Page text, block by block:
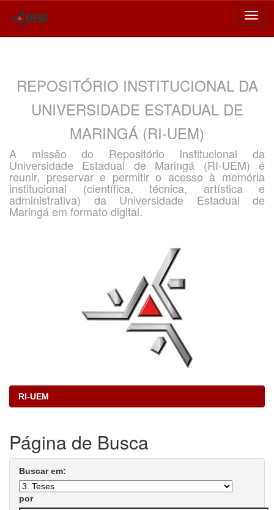
REPOSITÓRIO INSTITUCIONAL DA
UNIVERSIDADE ESTADUAL DE
MARINGÁ (RI-UEM)
A missão do Repositório Institucional da
Universidade Estadual de Maringá (RI-UEM) é
reunir, preservar e permitir o acesso à memória
institucional (científica, técnica, artística e
administrativa) da Universidade Estadual de
Maringá em formato digital.
RI-UEM
Página de Busca
Buscar em:
por